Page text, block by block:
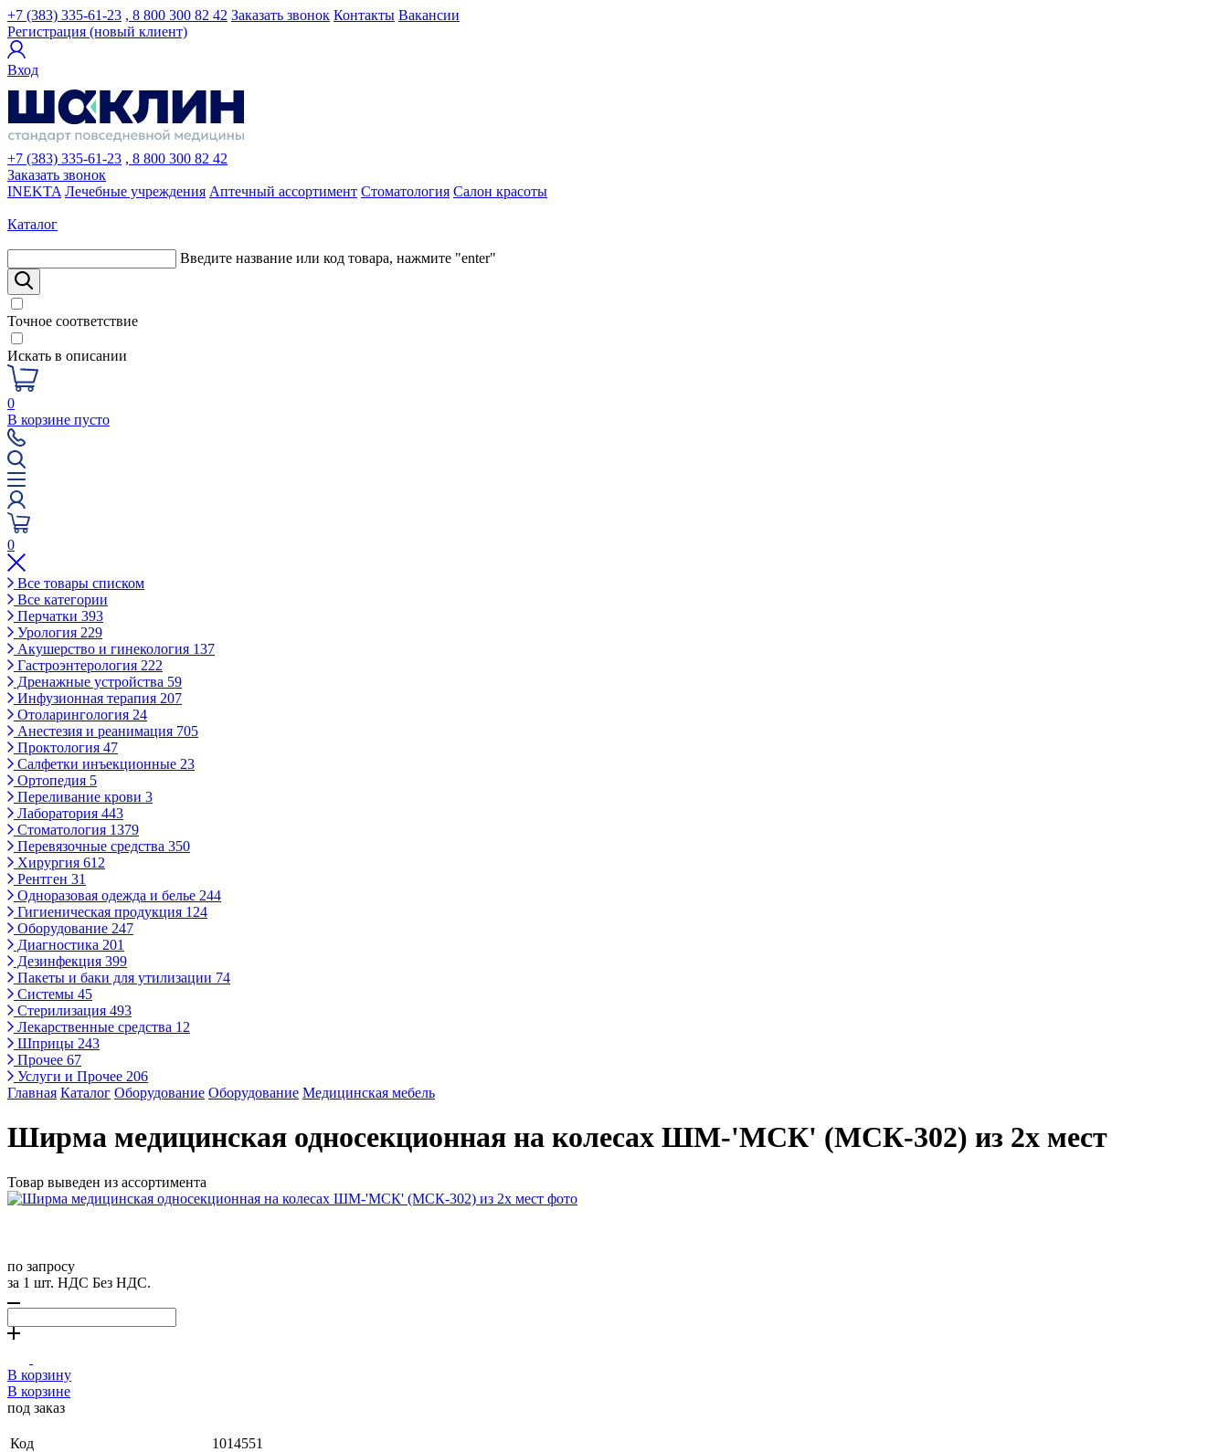
+7 (383) 335-61-23 , 8 800 300 82 42 Заказать звонок Контакты Вакансии
Регистрация (новый клиент)
Вход
+7 (383) 335-61-23 , 8 800 300 82 42
Заказать звонок
INEKTA Лечебные учреждения Аптечный ассортимент Стоматология Салон красоты
Каталог
Введите название или код товара, нажмите "enter"
Точное соответствие
Искать в описании
0
В корзине пусто
0
Все товары списком
Все категории
Перчатки 393
Урология 229
Акушерство и гинекология 137
Гастроэнтерология 222
Дренажные устройства 59
Инфузионная терапия 207
Отоларингология 24
Анестезия и реанимация 705
Проктология 47
Салфетки инъекционные 23
Ортопедия 5
Переливание крови 3
Лаборатория 443
Стоматология 1379
Перевязочные средства 350
Хирургия 612
Рентген 31
Одноразовая одежда и белье 244
Гигиеническая продукция 124
Оборудование 247
Диагностика 201
Дезинфекция 399
Пакеты и баки для утилизации 74
Системы 45
Стерилизация 493
Лекарственные средства 12
Шприцы 243
Прочее 67
Услуги и Прочее 206
Главная Каталог Оборудование Оборудование Медицинская мебель
Ширма медицинская односекционная на колесах ШМ-'МСК' (МСК-302) из 2х мест
Товар выведен из ассортимента
по запросу
за 1 шт. НДС Без НДС.
В корзину
В корзине
под заказ
Код
1014551